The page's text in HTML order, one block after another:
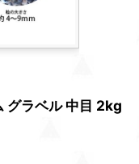
グラベル 中目 2kg